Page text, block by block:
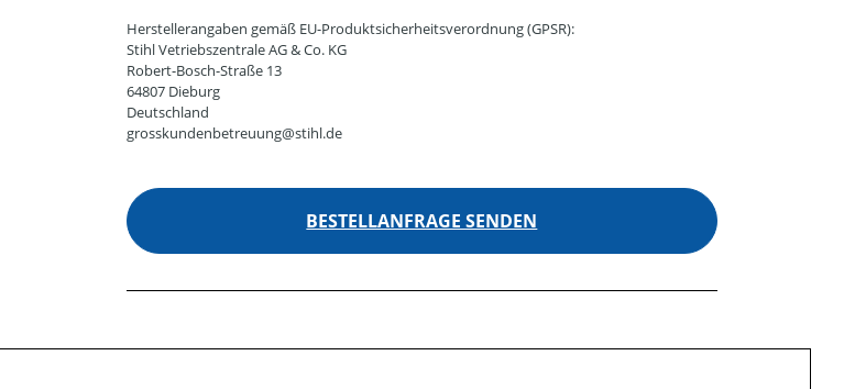
Herstellerangaben gemäß EU-Produktsicherheitsverordnung (GPSR):
Stihl Vetriebszentrale AG & Co. KG
Robert-Bosch-Straße 13
64807 Dieburg
Deutschland
grosskundenbetreuung@stihl.de
BESTELLANFRAGE SENDEN